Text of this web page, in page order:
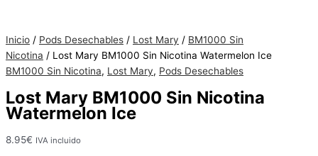
existencias
Inicio / Pods Desechables / Lost Mary / BM1000 Sin
Nicotina / Lost Mary BM1000 Sin Nicotina Watermelon Ice
BM1000 Sin Nicotina, Lost Mary, Pods Desechables
Lost Mary BM1000 Sin Nicotina
Watermelon Ice
8.95€ IVA incluido